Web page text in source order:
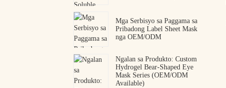
Mga Serbisyo sa Paggama sa
Pribadong Label Sheet Mask
nga OEM/ODM
Ngalan sa Produkto: Custom
Hydrogel Bear-Shaped Eye
Mask Series (OEM/ODM
Available)